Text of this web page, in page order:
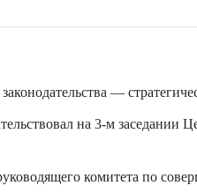
—
на 3-м заседании
комитета по